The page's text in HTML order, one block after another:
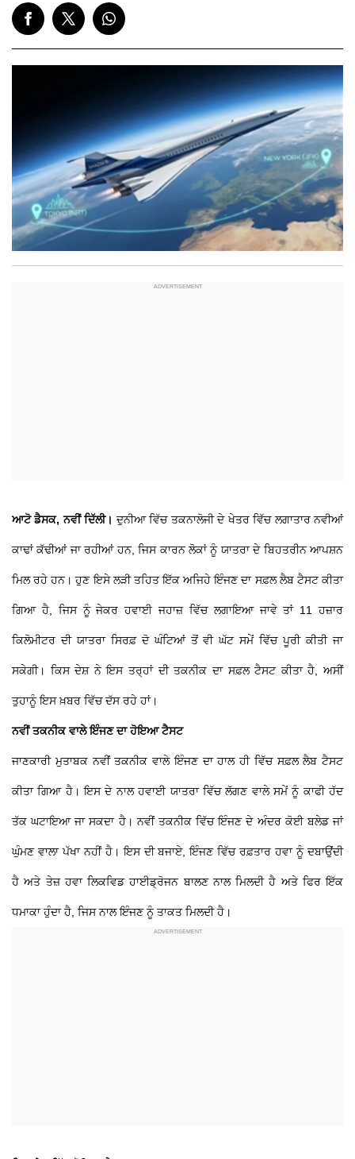
ਆਟੋ ਡੈਸਕ, ਨਵੀਂ ਦਿੱਲੀ।ਦੁਨੀਆ ਵਿੱਚ ਤਕਨਾਲੋਜੀ ਦੇ ਖੇਤਰ ਵਿੱਚ ਲਗਾਤਾਰ ਨਵੀਆਂ
ਕਾਢਾਂ ਕੱਢੀਆਂ ਜਾ ਰਹੀਆਂ ਹਨ, ਜਿਸ ਕਾਰਨ ਲੋਕਾਂ ਨੂੰ ਯਾਤਰਾ ਦੇ ਬਿਹਤਰੀਨ ਆਪਸ਼ਨ
ਮਿਲ ਰਹੇ ਹਨ। ਹੁਣ ਇਸੇ ਲੜੀ ਤਹਿਤ ਇੱਕ ਅਜਿਹੇ ਇੰਜਣ ਦਾ ਸਫ਼ਲ ਲੈਬ ਟੈਸਟ ਕੀਤਾ
ਗਿਆ ਹੈ, ਜਿਸ ਨੂੰ ਜੇਕਰ ਹਵਾਈ ਜਹਾਜ਼ ਵਿੱਚ ਲਗਾਇਆ ਜਾਵੇ ਤਾਂ 11 ਹਜ਼ਾਰ
ਕਿਲੋਮੀਟਰ ਦੀ ਯਾਤਰਾ ਸਿਰਫ਼ ਦੋ ਘੰਟਿਆਂ ਤੋਂ ਵੀ ਘੱਟ ਸਮੇਂ ਵਿੱਚ ਪੂਰੀ ਕੀਤੀ ਜਾ
ਸਕੇਗੀ। ਕਿਸ ਦੇਸ਼ ਨੇ ਇਸ ਤਰ੍ਹਾਂ ਦੀ ਤਕਨੀਕ ਦਾ ਸਫ਼ਲ ਟੈਸਟ ਕੀਤਾ ਹੈ, ਅਸੀਂ
ਤੁਹਾਨੂੰ ਇਸ ਖ਼ਬਰ ਵਿੱਚ ਦੱਸ ਰਹੇ ਹਾਂ।
ਨਵੀਂ ਤਕਨੀਕ ਵਾਲੇ ਇੰਜਣ ਦਾ ਹੋਇਆ ਟੈਸਟ
ਜਾਣਕਾਰੀ ਮੁਤਾਬਕ ਨਵੀਂ ਤਕਨੀਕ ਵਾਲੇ ਇੰਜਣ ਦਾ ਹਾਲ ਹੀ ਵਿੱਚ ਸਫ਼ਲ ਲੈਬ ਟੈਸਟ
ਕੀਤਾ ਗਿਆ ਹੈ। ਇਸ ਦੇ ਨਾਲ ਹਵਾਈ ਯਾਤਰਾ ਵਿੱਚ ਲੱਗਣ ਵਾਲੇ ਸਮੇਂ ਨੂੰ ਕਾਫੀ ਹੱਦ
ਤੱਕ ਘਟਾਇਆ ਜਾ ਸਕਦਾ ਹੈ। ਨਵੀਂ ਤਕਨੀਕ ਵਿੱਚ ਇੰਜਣ ਦੇ ਅੰਦਰ ਕੋਈ ਬਲੇਡ ਜਾਂ
ਘੁੰਮਣ ਵਾਲਾ ਪੱਖਾ ਨਹੀਂ ਹੈ। ਇਸ ਦੀ ਬਜਾਏ, ਇੰਜਣ ਵਿੱਚ ਰਫ਼ਤਾਰ ਹਵਾ ਨੂੰ ਦਬਾਉਂਦੀ
ਹੈ ਅਤੇ ਤੇਜ਼ ਹਵਾ ਲਿਕਵਿਡ ਹਾਈਡ੍ਰੋਜਨ ਬਾਲਣ ਨਾਲ ਮਿਲਦੀ ਹੈ ਅਤੇ ਫਿਰ ਇੱਕ
ਧਮਾਕਾ ਹੁੰਦਾ ਹੈ, ਜਿਸ ਨਾਲ ਇੰਜਣ ਨੂੰ ਤਾਕਤ ਮਿਲਦੀ ਹੈ।